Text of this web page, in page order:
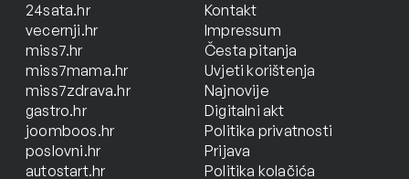
24sata.hr
vecernji.hr
miss7.hr
miss7mama.hr
miss7zdrava.hr
gastro.hr
joomboos.hr
poslovni.hr
autostart.hr
Kontakt
Impressum
Česta pitanja
Uvjeti korištenja
Najnovije
Digitalni akt
Politika privatnosti
Prijava
Politika kolačića